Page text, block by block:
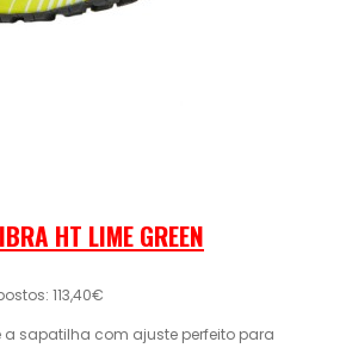
HT LIME GREEN
113,40€
é a sapatilha com ajuste perfeito para